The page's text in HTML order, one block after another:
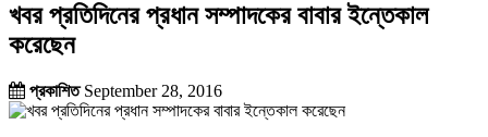
খবর প্রতিদিনের প্রধান সম্পাদকের বাবার ইন্তেকাল
করেছেন
প্রকাশিতSeptember 28, 2016